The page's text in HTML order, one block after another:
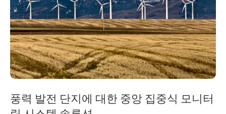
풍력 발전 단지에 대한 중앙 집중식 모니터